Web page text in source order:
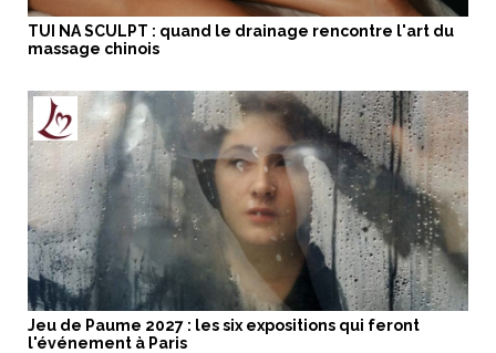
TUI NA SCULPT : quand le drainage rencontre l'art du
massage chinois
Jeu de Paume 2027 : les six expositions qui feront
l'événement à Paris